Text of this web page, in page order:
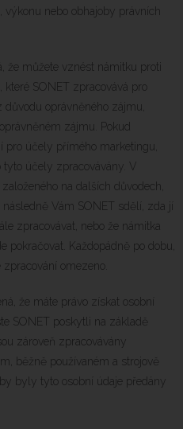
nebo obhajoby právních
že můžete vznést námitku proti
které SONET zpracovává pro
oprávněného zájmu,
zájmu. Pokud
pro účely přímého marketingu,
tyto účely zpracovávány. V
na dalších důvodech,
Vám SONET sdělí, zda jí
zpracovávat, nebo že námitka
pokračovat. Každopádně po dobu,
omezeno.
že máte právo získat osobní
SONET poskytli na základě
zároveň zpracovávány
běžně používaném a strojově
byly tyto osobní údaje předány